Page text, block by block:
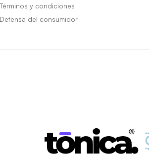
Términos y condiciones
Defensa del consumidor